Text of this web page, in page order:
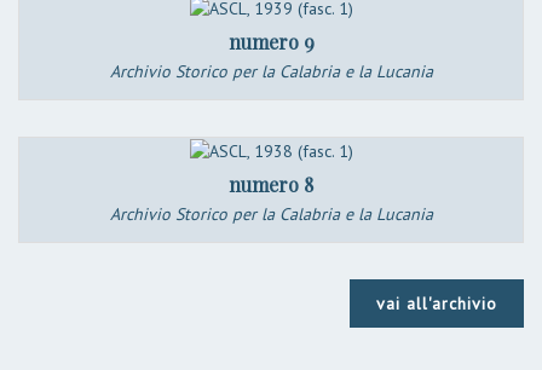
numero 9
Archivio Storico per la Calabria e la Lucania
numero 8
Archivio Storico per la Calabria e la Lucania
vai all'archivio